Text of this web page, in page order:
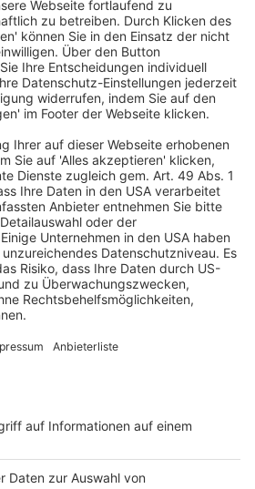
(tax rulings) Irlands
aufzuheben
2023vonkw
können Unternehmen bei der
Vorbescheid über die bei
steuerliche Behandlung
erließ Irland zwei „tax rulings“
(StB)
mit Irland
hat den Entwurf eines Gesetzes
vom 19.1.2021 zur
vom 30.3.2011 zwischen
und Irland zur